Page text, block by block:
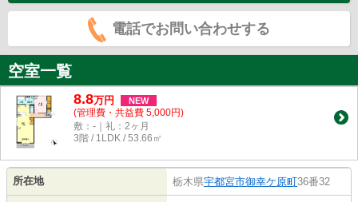
電話でお問い合わせする
空室一覧
8.8万円 NEW
(管理費・共益費 5,000円)
敷：-｜礼：2ヶ月
3階 / 1LDK / 53.66㎡
所在地 栃木県宇都宮市御幸ケ原町36番32